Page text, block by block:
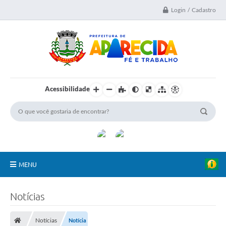
Login / Cadastro
Acessibilidade
MENU
Notícias
Notícias Notícia